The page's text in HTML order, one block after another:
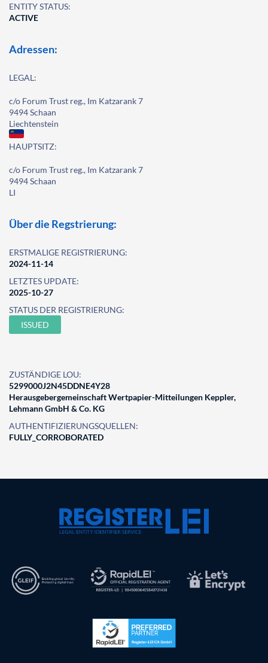
ENTITY STATUS:
ACTIVE
Adressen:
LEGAL:
c/o Forum Trust reg., Im Katzarank 7
9494 Schaan
Liechtenstein
HAUPTSITZ:
c/o Forum Trust reg., Im Katzarank 7
9494 Schaan
LI
Über die Regstrierung:
ERSTMALIGE REGISTRIERUNG:
2024-11-14
LETZTES UPDATE:
2025-10-27
STATUS DER REGISTRIERUNG:
ISSUED
ZUSTÄNDIGE LOU:
5299000J2N45DDNE4Y28
Herausgebergemeinschaft Wertpapier-Mitteilungen Keppler,
Lehmann GmbH & Co. KG
AUTHENTIFIZIERUNGSQUELLEN:
FULLY_CORROBORATED